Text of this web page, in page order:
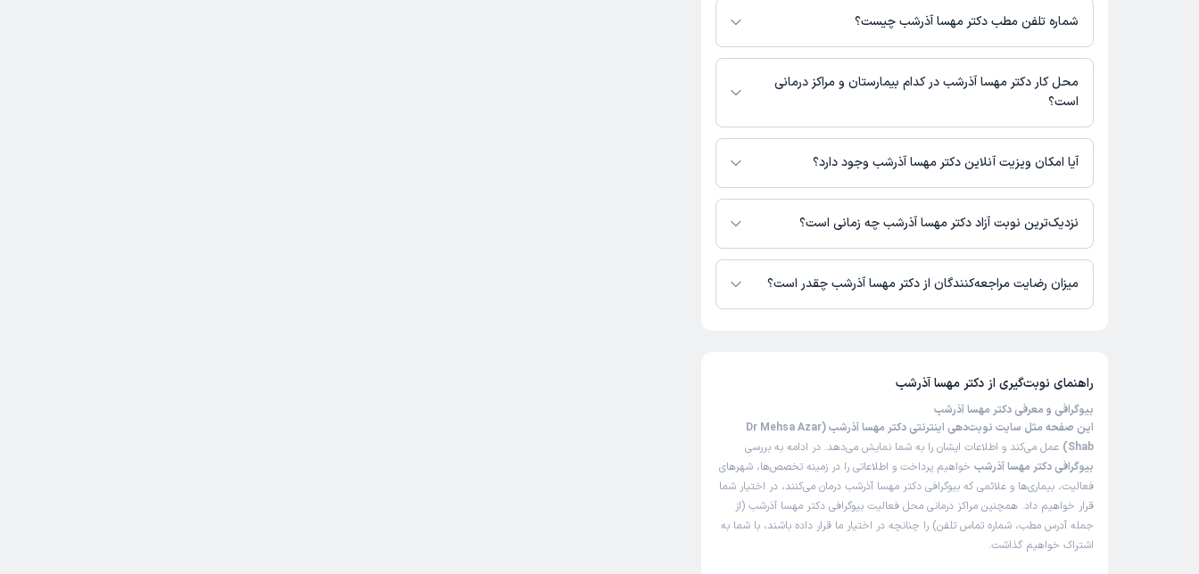
است.شماره تلفن مطب دکتر مهسا آذرشب چیست؟
مطب سعادت آباد : 02188560646
محل کار دکتر مهسا آذرشب در کدام بیمارستان و مراکز درمانی
است؟
اطلاعاتی درباره محل فعالیت دکتر مهسا آذرشب در مراکز درمانی در دسترس نیست.
آیا امکان ویزیت آنلاین دکتر مهسا آذرشب وجود دارد؟
در حال حاضر اطلاعاتی درباره ارائه ویزیت آنلاین توسط دکتر مهسا آذرشب در دسترس
نیست. برای دریافت اطلاعات دقیق‌تر، لطفاً با مطب تماس بگیرید.
نزدیک‌ترین نوبت آزاد دکتر مهسا آذرشب چه زمانی است؟
دکتر مهسا آذرشب از روز یکشنبه 18 مرداد 1405 بیمار جدید می‌پذیرند.
میزان رضایت مراجعه‌کنندگان از دکتر مهسا آذرشب چقدر است؟
راهنمای نوبت‌گیری از دکتر مهسا آذرشب
بیوگرافی و معرفی دکتر مهسا آذرشب
این صفحه مثل سایت نوبت‌دهی اینترنتی دکتر مهسا آذرشب (Dr Mehsa Azar
Shab)
عمل می‌کند و اطلاعات ایشان را به شما نمایش می‌دهد. در ادامه به بررسی
بیوگرافی دکتر مهسا آذرشب خواهیم پرداخت و اطلاعاتی را در زمینه تخصص‌ها، شهرهای
فعالیت، بیماری‌ها و علائمی که بیوگرافی دکتر مهسا آذرشب درمان می‌کنند، در اختیار شما
قرار خواهیم داد. همچنین مراکز درمانی محل فعالیت بیوگرافی دکتر مهسا آذرشب (از
جمله آدرس مطب، شماره تماس تلفن) را چنانچه در اختیار ما قرار داده باشند، با شما به
اشتراک خواهیم گذاشت.